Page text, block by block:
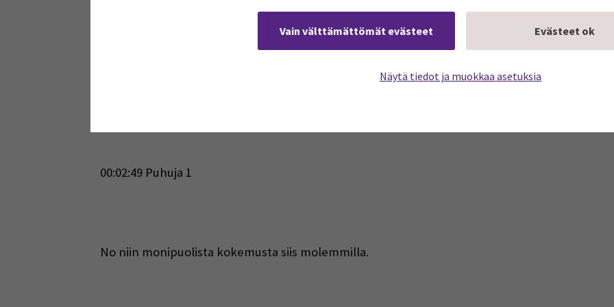
Vain välttämättömät evästeet Evästeet ok
Näytä tiedot ja muokkaa asetuksia
00:02:49 Puhuja 1
No niin monipuolista kokemusta siis molemmilla.